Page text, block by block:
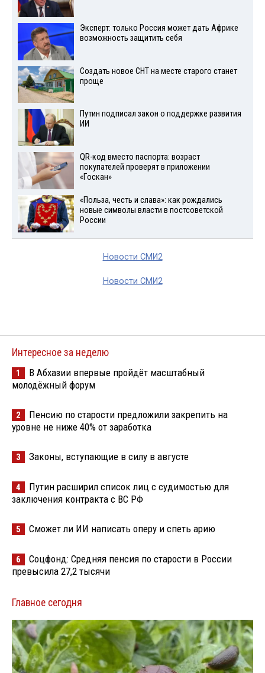
Эксперт: только Россия может дать Африке
возможность защитить себя
Создать новое СНТ на месте старого станет
проще
Путин подписал закон о поддержке развития
ИИ
QR-код вместо паспорта: возраст
покупателей проверят в приложении
«Госкан»
«Польза, честь и слава»: как рождались
новые символы власти в постсоветской
России
Новости СМИ2
Новости СМИ2
Интересное за неделю
1
В Абхазии впервые пройдёт масштабный
молодёжный форум
2
Пенсию по старости предложили закрепить на
уровне не ниже 40% от заработка
3 Законы, вступающие в силу в августе
4
Путин расширил список лиц с судимостью для
заключения контракта с ВС РФ
5 Сможет ли ИИ написать оперу и спеть арию
6
Соцфонд: Средняя пенсия по старости в России
превысила 27,2 тысячи
Главное сегодня